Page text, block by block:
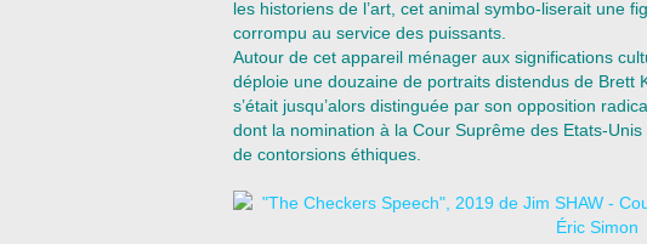
les historiens de l’art, cet animal symbo-liserait une
corrompu au service des puissants.
Autour de cet appareil ménager aux significations
déploie une douzaine de portraits distendus de Brett
s’était jusqu’alors distinguée par son opposition
dont la nomination à la Cour Suprême des Etats-
de contorsions éthiques.